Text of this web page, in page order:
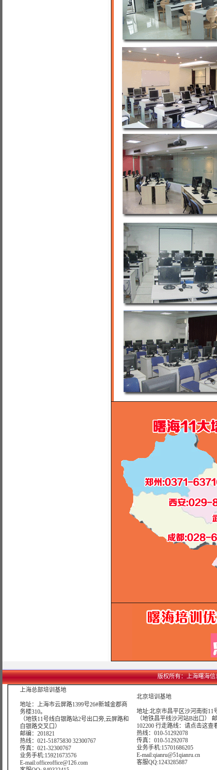
版权所有：上海曙海信
上海总部培训基地
地址：上海市云屏路1399号26#新城金郡商
务楼310。
（地铁11号线白银路站2号出口旁,云屏路和
白银路交叉口）
邮编：201821
热线：021-51875830 32300767
传真：021-32300767
业务手机:15921673576
E-mail:officeoffice@126.com
北京培训基地
地址:北京市昌平区沙河南街11
（地铁昌平线沙河站B出口）
102200 行走路线： 请点击这查
热线：010-51292078
传真：010-51292078
业务手机:15701686205
E-mail:qianru@51qianru.cn
客服QQ:1243285887